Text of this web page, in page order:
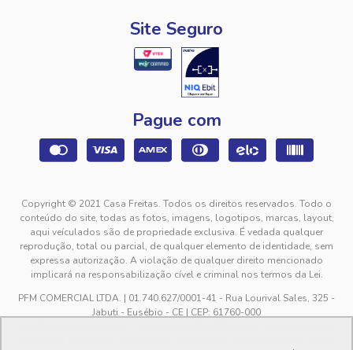
Site Seguro
Pague com
Copyright © 2021 Casa Freitas. Todos os direitos reservados. Todo o
conteúdo do site, todas as fotos, imagens, logotipos, marcas, layout,
aqui veículados são de propriedade exclusiva. É vedada qualquer
reprodução, total ou parcial, de qualquer elemento de identidade, sem
expressa autorização. A violação de qualquer direito mencionado
implicará na responsabilização cível e criminal nos termos da Lei.
PFM COMERCIAL LTDA. | 01.740.627/0001-41 - Rua Lourival Sales, 325 -
Jabuti - Eusébio - CE | CEP: 61760-000